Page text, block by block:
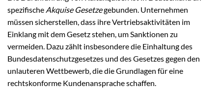
spezifische Akquise Gesetzegebunden. Unternehmen
müssen sicherstellen, dass ihre Vertriebsaktivitäten im
Einklang mit dem Gesetz stehen, um Sanktionen zu
vermeiden. Dazu zählt insbesondere die Einhaltung des
Bundesdatenschutzgesetzes und des Gesetzes gegen den
unlauteren Wettbewerb, die die Grundlagen für eine
rechtskonforme Kundenansprache schaffen.